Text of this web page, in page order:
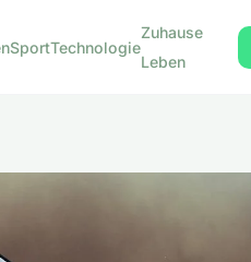
SportTechnologie
Zuhause
Leben